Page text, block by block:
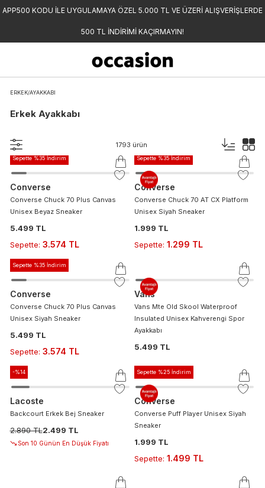
APP500 KODU İLE UYGULAMAYA ÖZEL 5.000 TL VE ÜZERİ ALIŞVERİŞLERDE
500 TL İNDİRİMİ KAÇIRMAYIN!
ERKEK/AYAKKABI
Erkek Ayakkabı
1793 ürün
Sepette %35 İndirim
Converse
Converse Chuck 70 Plus Canvas
Unisex Beyaz Sneaker
5.499 TL
Sepette: 3.574 TL
Sepette %35 İndirim
Converse
Converse Chuck 70 AT CX Platform
Unisex Siyah Sneaker
1.999 TL
Sepette: 1.299 TL
Sepette %35 İndirim
Converse
Converse Chuck 70 Plus Canvas
Unisex Siyah Sneaker
5.499 TL
Sepette: 3.574 TL
Vans
Vans Mte Old Skool Waterproof
Insulated Unisex Kahverengi Spor
Ayakkabı
5.499 TL
-%14
Lacoste
Backcourt Erkek Bej Sneaker
2.890 TL2.499 TL
Son 10 Günün En Düşük Fiyatı
Sepette %25 İndirim
Converse
Converse Puff Player Unisex Siyah
Sneaker
1.999 TL
Sepette: 1.499 TL